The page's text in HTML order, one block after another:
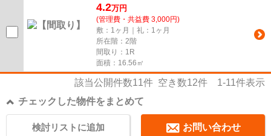
4.2万円
(管理費・共益費 3,000円)
敷：1ヶ月｜礼：1ヶ月
所在階：2階
間取り：1R
面積：16.56㎡
該当公開件数11件 空き数12件 1-11件表示
チェックした物件をまとめて
お問い合わせ
検討リストに追加